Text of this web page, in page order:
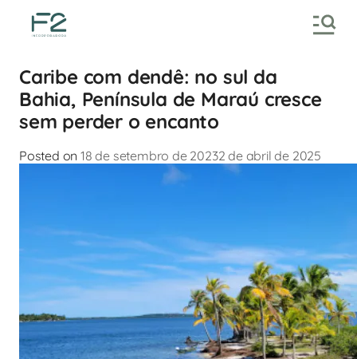
Caribe com dendê: no sul da
Bahia, Península de Maraú cresce
sem perder o encanto
Posted on18 de setembro de 20232 de abril de 2025